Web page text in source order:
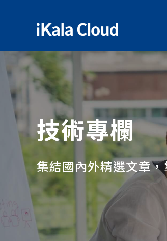
技術專欄
集結國內外精選文章